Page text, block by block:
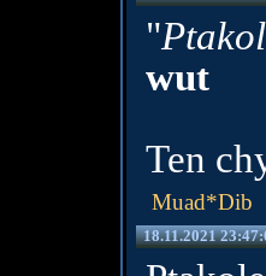
"
wut
Ten
Muad*Dib
18.11.2021